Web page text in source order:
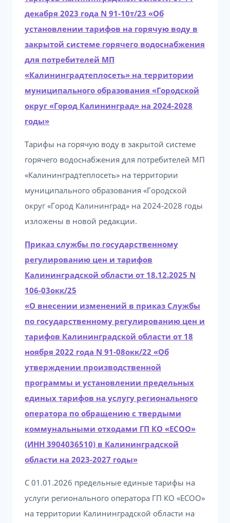
декабря 2023 года N 91-10т/23 «Об
установлении тарифов на горячую воду в
закрытой системе горячего водоснабжения
для потребителей МП
«Калининградтеплосеть» на территории
муниципального образования «Городской
округ «Город Калининград» на 2024-2028
годы»
Тарифы на горячую воду в закрытой системе
горячего водоснабжения для потребителей МП
«Калининградтеплосеть» на территории
муниципального образования «Городской
округ «Город Калининград» на 2024-2028 годы
изложены в новой редакции.
Приказ службы по государственному
регулированию цен и тарифов
Калининградской области от 18.12.2025 N
106-03окк/25
«О внесении изменений в приказ Службы
по государственному регулированию цен и
тарифов Калининградской области от 18
ноября 2022 года N 91-08окк/22 «Об
утверждении производственной
программы и установлении предельных
единых тарифов на услугу регионального
оператора по обращению с твердыми
коммунальными отходами ГП КО «ЕСОО»
(ИНН 3904036510) в Калининградской
области на 2023-2027 годы»
С 01.01.2026 предельные единые тарифы на
услуги регионального оператора ГП КО «ЕСОО»
на территории Калининградской области на